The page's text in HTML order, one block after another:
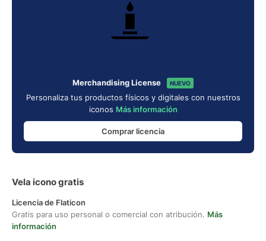
Merchandising License NUEVO
Personaliza tus productos físicos y digitales con nuestros
iconos Más información
Comprar licencia
Vela icono gratis
Licencia de Flaticon
Gratis para uso personal o comercial con atribución. Más
información